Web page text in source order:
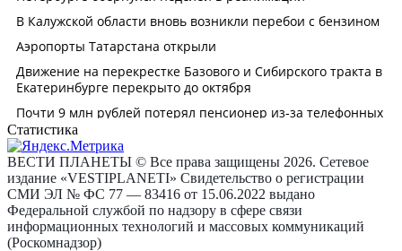
Статистика
ВЕСТИ ПЛАНЕТЫ © Все права защищены 2026. Сетевое
издание «VESTIPLANETI» Свидетельство о регистрации
СМИ ЭЛ № ФС 77 — 83416 от 15.06.2022 выдано
Федеральной службой по надзору в сфере связи
информационных технологий и массовых коммуникаций
(Роскомнадзор)